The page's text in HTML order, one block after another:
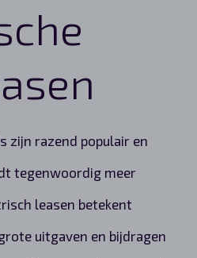
zijn razend populair en
tegenwoordig meer
leasen betekent
uitgaven en bijdragen